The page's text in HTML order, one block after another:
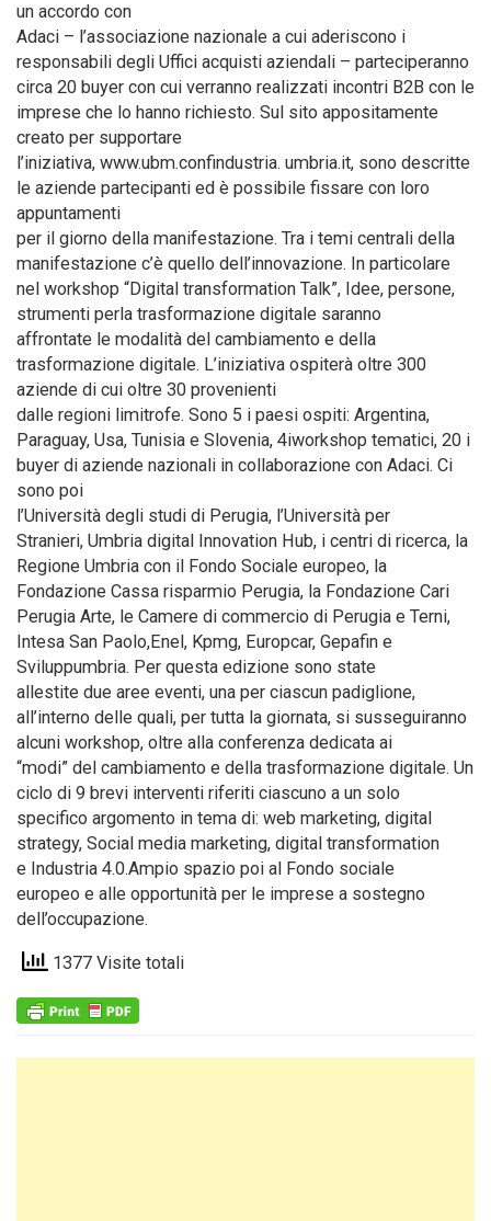
un accordo con
Adaci – l’associazione nazionale a cui aderiscono i
responsabili degli Uffici acquisti aziendali – parteciperanno
circa 20 buyer con cui verranno realizzati incontri B2B con le
imprese che lo hanno richiesto. Sul sito appositamente
creato per supportare
l’iniziativa, www.ubm.confindustria. umbria.it, sono descritte
le aziende partecipanti ed è possibile fissare con loro
appuntamenti
per il giorno della manifestazione. Tra i temi centrali della
manifestazione c’è quello dell’innovazione. In particolare
nel workshop “Digital transformation Talk”, Idee, persone,
strumenti perla trasformazione digitale saranno
affrontate le modalità del cambiamento e della
trasformazione digitale. L’iniziativa ospiterà oltre 300
aziende di cui oltre 30 provenienti
dalle regioni limitrofe. Sono 5 i paesi ospiti: Argentina,
Paraguay, Usa, Tunisia e Slovenia, 4iworkshop tematici, 20 i
buyer di aziende nazionali in collaborazione con Adaci. Ci
sono poi
l’Università degli studi di Perugia, l’Università per
Stranieri, Umbria digital Innovation Hub, i centri di ricerca, la
Regione Umbria con il Fondo Sociale europeo, la
Fondazione Cassa risparmio Perugia, la Fondazione Cari
Perugia Arte, le Camere di commercio di Perugia e Terni,
Intesa San Paolo,Enel, Kpmg, Europcar, Gepafin e
Sviluppumbria. Per questa edizione sono state
allestite due aree eventi, una per ciascun padiglione,
all’interno delle quali, per tutta la giornata, si susseguiranno
alcuni workshop, oltre alla conferenza dedicata ai
“modi” del cambiamento e della trasformazione digitale. Un
ciclo di 9 brevi interventi riferiti ciascuno a un solo
specifico argomento in tema di: web marketing, digital
strategy, Social media marketing, digital transformation
e Industria 4.0.Ampio spazio poi al Fondo sociale
europeo e alle opportunità per le imprese a sostegno
dell’occupazione.
1377 Visite totali